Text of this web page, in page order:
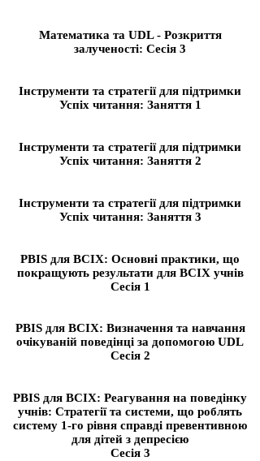
Математика та UDL - Розкриття
залученості: Сесія 3
Інструменти та стратегії для підтримки
Успіх читання: Заняття 1
Інструменти та стратегії для підтримки
Успіх читання: Заняття 2
Інструменти та стратегії для підтримки
Успіх читання: Заняття 3
PBIS для ВСІХ: Основні практики, що
покращують результати для ВСІХ учнів
Сесія 1
PBIS для ВСІХ: Визначення та навчання
очікуваній поведінці за допомогою UDL
Сесія 2
PBIS для ВСІХ: Реагування на поведінку
учнів: Стратегії та системи, що роблять
систему 1-го рівня справді превентивною
для дітей з депресією
Сесія 3